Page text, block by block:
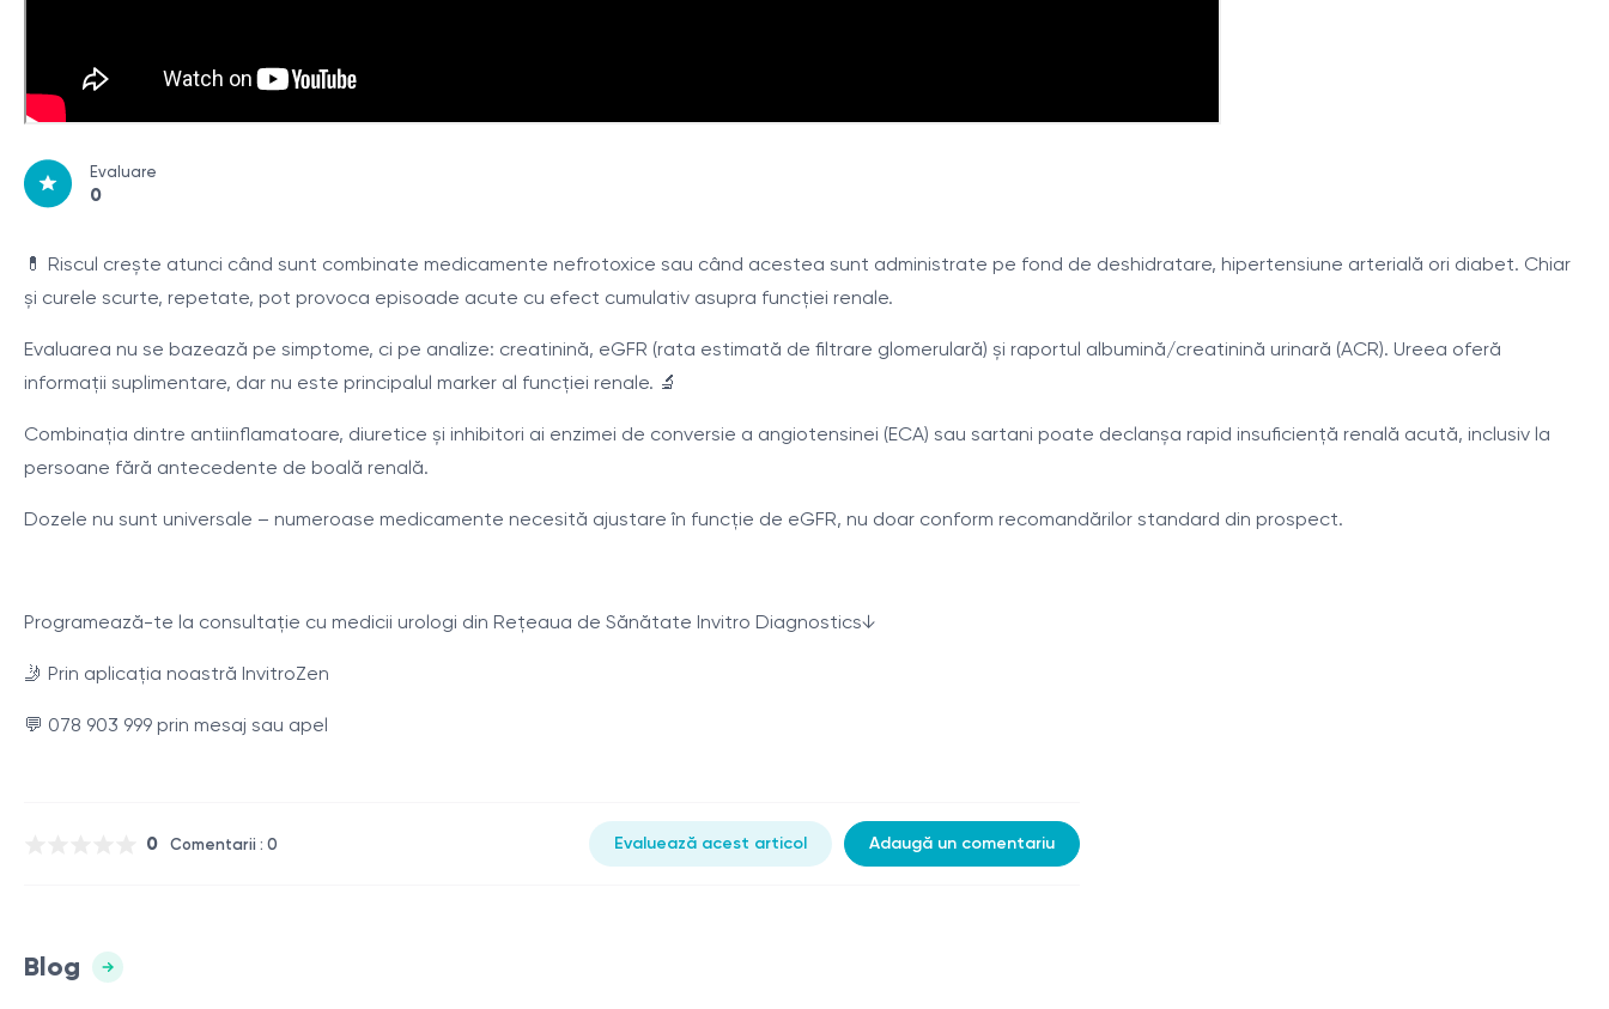
Evaluare
0
💊 Riscul crește atunci când sunt combinate medicamente nefrotoxice sau când acestea sunt administrate pe fond de deshidratare, hipertensiune arterială ori diabet. Chiar
și curele scurte, repetate, pot provoca episoade acute cu efect cumulativ asupra funcției renale.
Evaluarea nu se bazează pe simptome, ci pe analize: creatinină, eGFR (rata estimată de filtrare glomerulară) și raportul albumină/creatinină urinară (ACR). Ureea oferă
informații suplimentare, dar nu este principalul marker al funcției renale. 🔬
Combinația dintre antiinflamatoare, diuretice și inhibitori ai enzimei de conversie a angiotensinei (ECA) sau sartani poate declanșa rapid insuficiență renală acută, inclusiv la
persoane fără antecedente de boală renală.
Dozele nu sunt universale – numeroase medicamente necesită ajustare în funcție de eGFR, nu doar conform recomandărilor standard din prospect.
Programează-te la consultație cu medicii urologi din Rețeaua de Sănătate Invitro Diagnostics↓
🤳 Prin aplicația noastră InvitroZen
💬 078 903 999 prin mesaj sau apel
0 Comentarii : 0 Evaluează acest articol Adaugă un comentariu
Blog